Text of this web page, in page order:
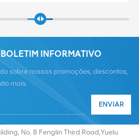
INFORMATIVO
sobre nossas promoções, descontos,
mais.
ENVIAR
No. 8 Fenglin Third Road,Yuelu